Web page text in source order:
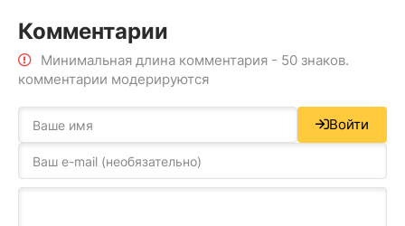
Комментарии
Минимальная длина комментария - 50 знаков.
комментарии модерируются
Войти